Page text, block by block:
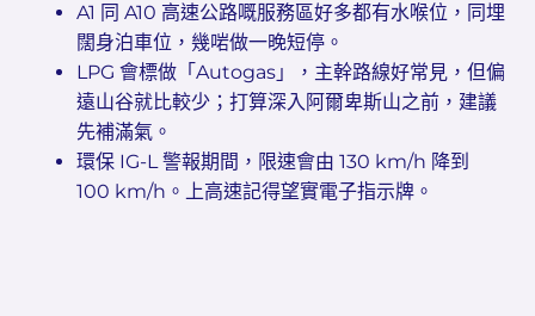
A1 同 A10 高速公路嘅服務區好多都有水喉位，同埋
闊身泊車位，幾啱做一晚短停。
LPG 會標做「Autogas」，主幹路線好常見，但偏
遠山谷就比較少；打算深入阿爾卑斯山之前，建議
先補滿氣。
環保 IG-L 警報期間，限速會由 130 km/h 降到
100 km/h。上高速記得望實電子指示牌。